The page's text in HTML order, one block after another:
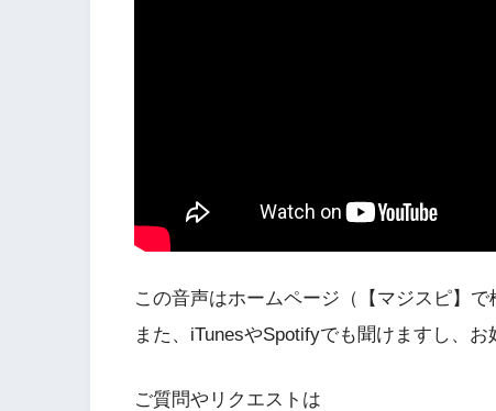
この音声はホームページ（【マジスピ】
また、iTunesやSpotifyでも聞けますし、お
ご質問やリクエストは